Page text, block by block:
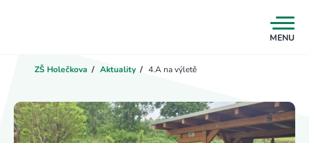
MENU
ZŠ Holečkova / Aktuality / 4.A na výletě